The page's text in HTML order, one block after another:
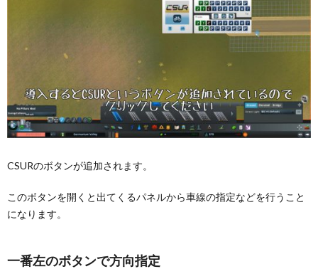
CSURのボタンが追加されます。
このボタンを開くと出てくるパネルから車線の指定などを行うこと
になります。
一番左のボタンで方向指定